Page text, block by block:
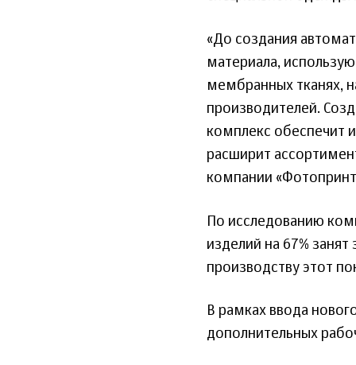
«До создания
материала,
мембранных тканях,
производителей.
комплекс обеспечит
расширит
компании
По исследованию
изделий на 67%
производству этот
В рамках ввода
дополнительных